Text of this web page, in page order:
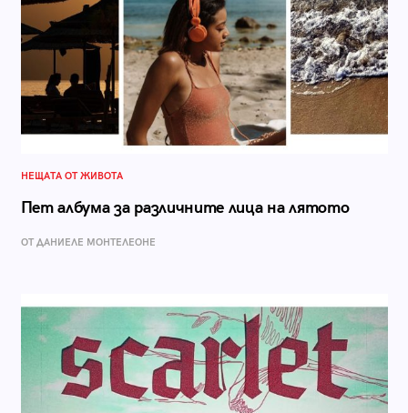
НЕЩАТА ОТ ЖИВОТА
Пет албума за различните лица на лятото
ОТ ДАНИЕЛЕ МОНТЕЛЕОНЕ